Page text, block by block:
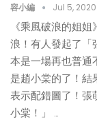
容小編 Jul 5, 2020
《乘風破浪的姐
浪！有人發起了「
本是一場再也普通
是趙小棠的了！結
表示配錯圖了！張
小棠！」 …